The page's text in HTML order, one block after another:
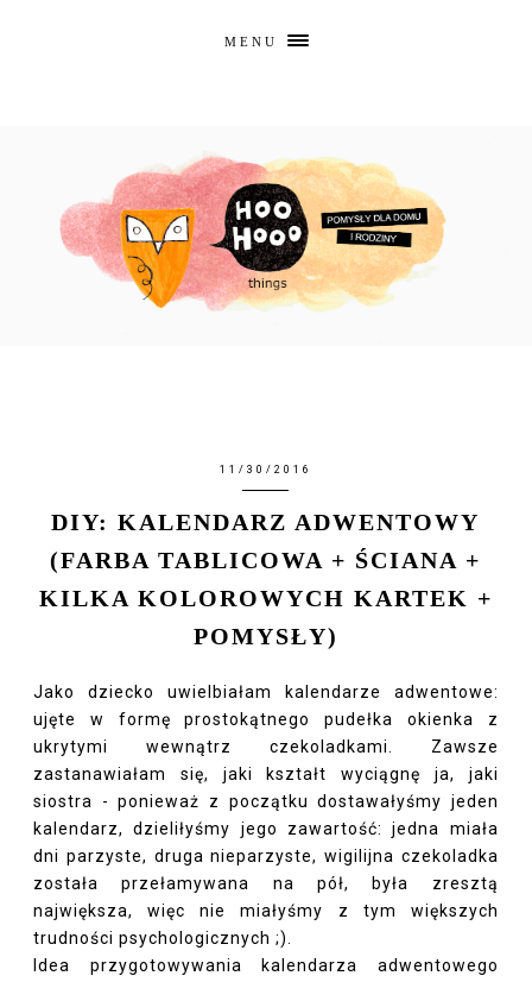
MENU
11/30/2016
DIY: KALENDARZ ADWENTOWY
(FARBA TABLICOWA + ŚCIANA +
KILKA KOLOROWYCH KARTEK +
POMYSŁY)
Jako dziecko uwielbiałam kalendarze adwentowe:
ujęte w formę prostokątnego pudełka okienka z
ukrytymi wewnątrz czekoladkami. Zawsze
zastanawiałam się, jaki kształt wyciągnę ja, jaki
siostra - ponieważ z początku dostawałyśmy jeden
kalendarz, dzieliłyśmy jego zawartość: jedna miała
dni parzyste, druga nieparzyste, wigilijna czekoladka
została przełamywana na pół, była zresztą
największa, więc nie miałyśmy z tym większych
trudności psychologicznych ;).
Idea przygotowywania kalendarza adwentowego